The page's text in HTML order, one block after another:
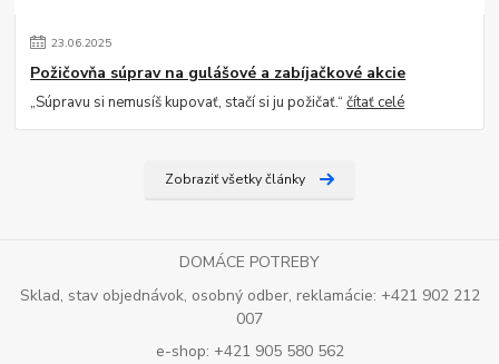
23.06.2025
Požičovňa súprav na gulášové a zabíjačkové akcie
„Súpravu si nemusíš kupovať, stačí si ju požičať.“čítať celé
Zobraziť všetky články
DOMÁCE POTREBY
Sklad, stav objednávok, osobný odber, reklamácie: +421 902 212
007
e-shop: +421 905 580 562